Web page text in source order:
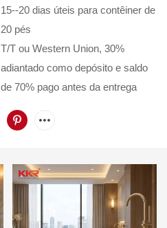
15--20 dias úteis para contêiner de
20 pés
T/T ou Western Union, 30%
adiantado como depósito e saldo
de 70% pago antes da entrega